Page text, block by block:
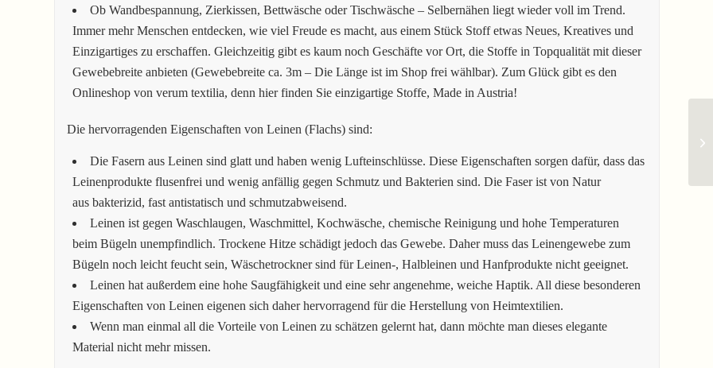
Ob Wandbespannung, Zierkissen, Bettwäsche oder Tischwäsche – Selbernähen liegt wieder voll im Trend.
Immer mehr Menschen entdecken, wie viel Freude es macht, aus einem Stück Stoff etwas Neues, Kreatives und
Einzigartiges zu erschaffen. Gleichzeitig gibt es kaum noch Geschäfte vor Ort, die Stoffe in Topqualität mit dieser
Gewebebreite anbieten (Gewebebreite ca. 3m – Die Länge ist im Shop frei wählbar). Zum Glück gibt es den
Onlineshop von verum textilia, denn hier finden Sie einzigartige Stoffe, Made in Austria!
Die hervorragenden Eigenschaften von Leinen (Flachs) sind:
Die Fasern aus Leinen sind glatt und haben wenig Lufteinschlüsse. Diese Eigenschaften sorgen dafür, dass das
Leinenprodukte flusenfrei und wenig anfällig gegen Schmutz und Bakterien sind. Die Faser ist von Natur
aus bakterizid, fast antistatisch und schmutzabweisend.
Leinen ist gegen Waschlaugen, Waschmittel, Kochwäsche, chemische Reinigung und hohe Temperaturen
beim Bügeln unempfindlich. Trockene Hitze schädigt jedoch das Gewebe. Daher muss das Leinengewebe zum
Bügeln noch leicht feucht sein, Wäschetrockner sind für Leinen-, Halbleinen und Hanfprodukte nicht geeignet.
Leinen hat außerdem eine hohe Saugfähigkeit und eine sehr angenehme, weiche Haptik. All diese besonderen
Eigenschaften von Leinen eigenen sich daher hervorragend für die Herstellung von Heimtextilien.
Wenn man einmal all die Vorteile von Leinen zu schätzen gelernt hat, dann möchte man dieses elegante
Material nicht mehr missen.